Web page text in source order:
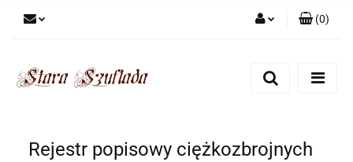
Zarejestruj się
(0)
Rejestr popisowy ciężkozbrojnych